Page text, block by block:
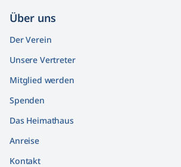
Über uns
Der Verein
Unsere Vertreter
Mitglied werden
Spenden
Das Heimathaus
Anreise
Kontakt